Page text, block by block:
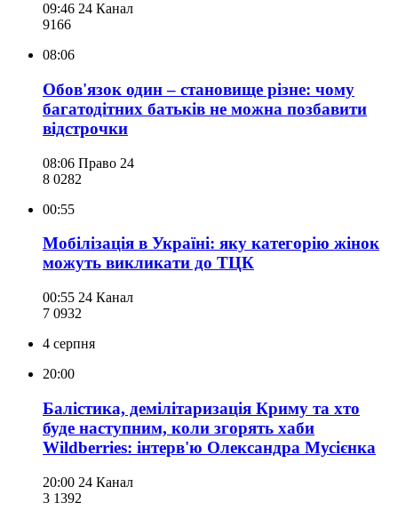
09:46 24 Канал
9166
08:06
Обов'язок один – становище різне: чому
багатодітних батьків не можна позбавити
відстрочки
08:06 Право 24
8 0282
00:55
Мобілізація в Україні: яку категорію жінок
можуть викликати до ТЦК
00:55 24 Канал
7 0932
4 серпня
20:00
Балістика, демілітаризація Криму та хто
буде наступним, коли згорять хаби
Wildberries: інтерв'ю Олександра Мусієнка
20:00 24 Канал
3 1392